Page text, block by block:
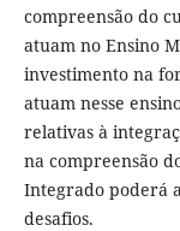
compreensão do
atuam no Ensino
investimento na
atuam nesse
relativas à
na compreensão
Integrado poderá
desafios.